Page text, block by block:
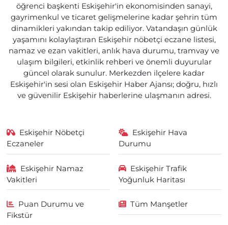
öğrenci başkenti Eskişehir'in ekonomisinden sanayi,
gayrimenkul ve ticaret gelişmelerine kadar şehrin tüm
dinamikleri yakından takip ediliyor. Vatandaşın günlük
yaşamını kolaylaştıran Eskişehir nöbetçi eczane listesi,
namaz ve ezan vakitleri, anlık hava durumu, tramvay ve
ulaşım bilgileri, etkinlik rehberi ve önemli duyurular
güncel olarak sunulur. Merkezden ilçelere kadar
Eskişehir'in sesi olan Eskişehir Haber Ajansı; doğru, hızlı
ve güvenilir Eskişehir haberlerine ulaşmanın adresi.
Eskişehir Nöbetçi
Eczaneler
Eskişehir Hava
Durumu
Eskişehir Namaz
Vakitleri
Eskişehir Trafik
Yoğunluk Haritası
Puan Durumu ve
Fikstür
Tüm Manşetler